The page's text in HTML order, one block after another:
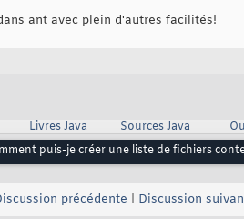
refid=
"compiler.options" />
ant avec plein d'autres facilités!
Livres Java Sources Java
puis-je créer une liste de fichiers
précédente Discussion